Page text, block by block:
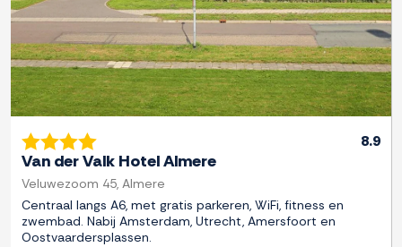
8.9
Van der Valk Hotel Almere
Veluwezoom 45, Almere
Centraal langs A6, met gratis parkeren, WiFi, fitness en
zwembad. Nabij Amsterdam, Utrecht, Amersfoort en
Oostvaardersplassen.